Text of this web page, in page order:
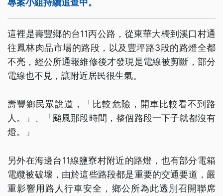
專案小組持續追查中。
這裡是壽豐鄉的台11丙公路，從東華大橋到溪口村通
往鳳林肉品市場的路段，以及豐坪路3段的路燈全都
不亮，經公所通報維修後才發現是電線被剪斷，部分
電線也不見，讓附近居民很生氣。
壽豐鄉民眾說道，「比較危險，開車比較看不到路
人。」、「颱風那段時間，整個路段一下子就都沒有
燈。」
另外在海邊台11線鹽寮村附近的路燈，也有部分電箱
電纜被破壞，由於這些路段都是重要的交通要道，嚴
重影響用路人行車安全，鄉公所為此透別召開聯席